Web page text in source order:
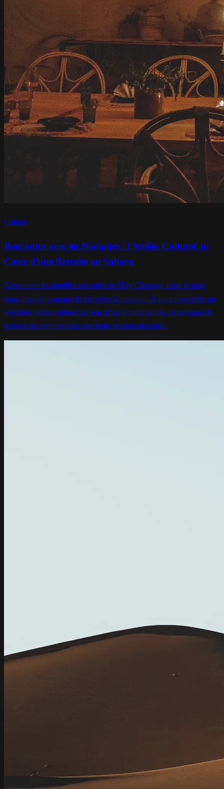
Culture
Rencontre avec les Nomades : l'Atelier Culturel au
Cœur d'une Retraite au Sahara
Rencontrer les familles nomades de l'Erg Chegaga, cuire le pain
dans le sable, partager le thé selon la tradition. À quoi ressemble un
véritable atelier culturel au sein d'une retraite privée, et pourquoi il
marque les groupes plus que toute session planifiée.